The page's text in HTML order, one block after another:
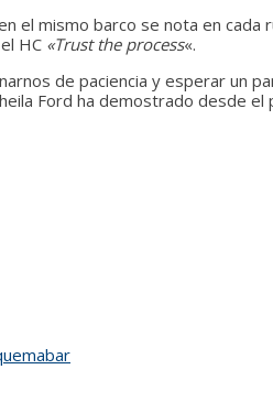
el mismo barco se nota en
HC «Trust the process«.
de paciencia y esperar un
Ford ha demostrado desde el